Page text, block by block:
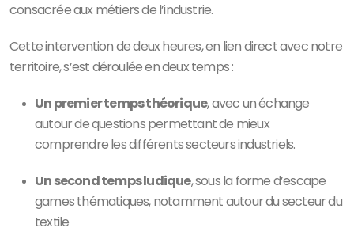
consacrée aux métiers de l’industrie.
Cette intervention de deux heures, en lien direct avec notre
territoire, s’est déroulée en deux temps :
Un premier temps théorique, avec un échange
autour de questions permettant de mieux
comprendre les différents secteurs industriels.
Un second temps ludique, sous la forme d’escape
games thématiques, notamment autour du secteur du
textile